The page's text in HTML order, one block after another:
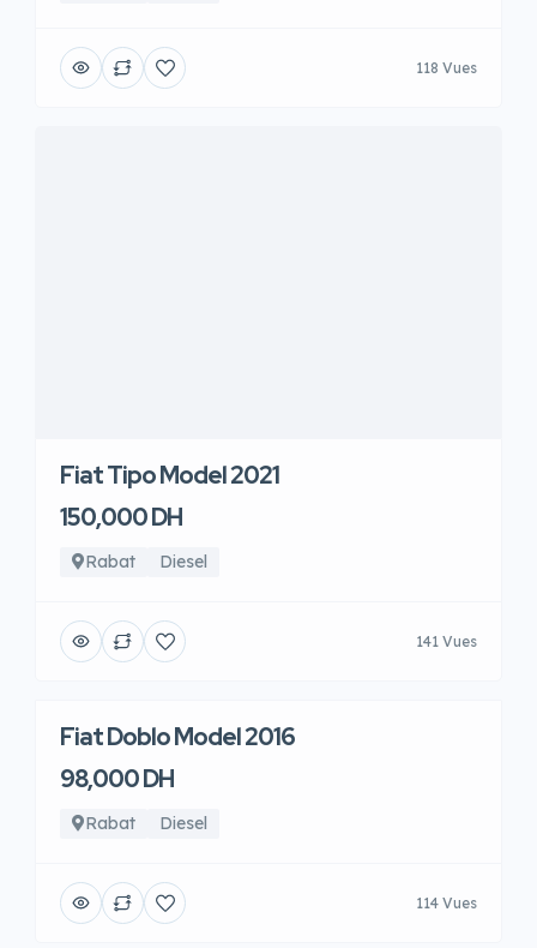
118 Vues
Fiat Tipo Model 2021
150,000 DH
Rabat Diesel
141 Vues
Fiat Doblo Model 2016
98,000 DH
Rabat Diesel
114 Vues